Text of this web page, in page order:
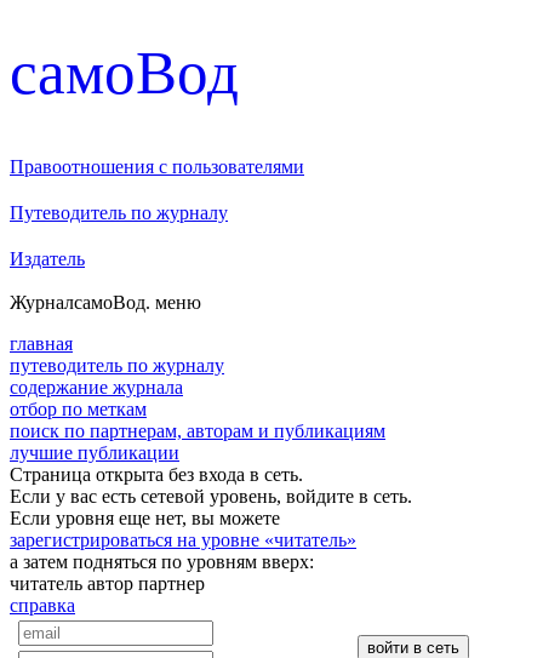
cамоВод
Правоотношения с пользователями
Путеводитель по журналу
Издатель
ЖурналсамоВод. меню
главная
путеводитель по журналу
содержание журнала
отбор по меткам
поиск по партнерам, авторам и публикациям
лучшие публикации
Страница открыта без входа в сеть.
Если у вас есть сетевой уровень, войдите в сеть.
Если уровня еще нет, вы можете
зарегистрироваться на уровне «читатель»
а затем подняться по уровням вверх:
читатель автор партнер
справка